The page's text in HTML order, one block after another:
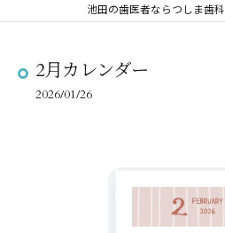
池田の歯医者ならつしま歯科
2月カレンダー
2026/01/26